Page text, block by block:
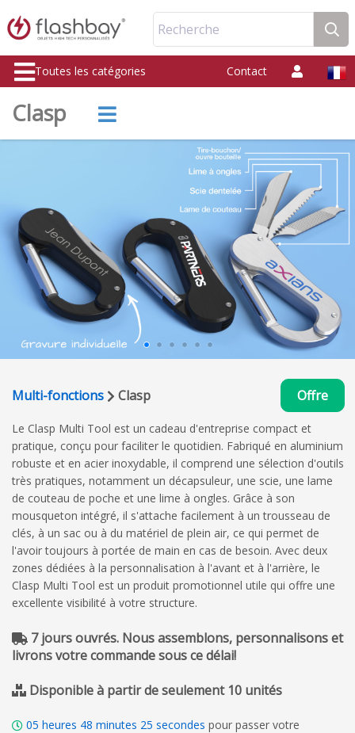
Recherche
Toutes les catégories Contact
Clasp
Multi-fonctions Clasp Offre
Le Clasp Multi Tool est un cadeau d'entreprise compact et
pratique, conçu pour faciliter le quotidien. Fabriqué en aluminium
robuste et en acier inoxydable, il comprend une sélection d'outils
très pratiques, notamment un décapsuleur, une scie, une lame
de couteau de poche et une lime à ongles. Grâce à son
mousqueton intégré, il s'attache facilement à un trousseau de
clés, à un sac ou à du matériel de plein air, ce qui permet de
l'avoir toujours à portée de main en cas de besoin. Avec deux
zones dédiées à la personnalisation à l'avant et à l'arrière, le
Clasp Multi Tool est un produit promotionnel utile qui offre une
excellente visibilité à votre structure.
7 jours ouvrés. Nous assemblons, personnalisons et
livrons votre commande sous ce délai!
Disponible à partir de seulement 10 unités
05 heures 48 minutes 24 secondes pour passer votre